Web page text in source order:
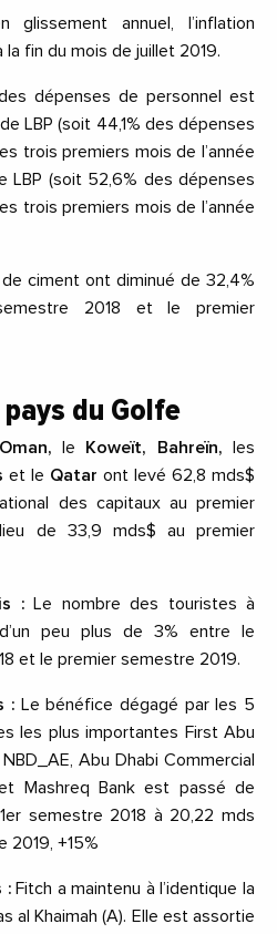
annuel, l’inflation
la fin du mois de juillet 2019.
dépenses de personnel est
LBP (soit 44,1% des dépenses
trois premiers mois de l’année
LBP (soit 52,6% des dépenses
trois premiers mois de l’année
de ciment ont diminué de 32,4%
2018 et le premier
du Golfe
Oman, le Koweït, Bahreïn, les
et le Qatar ont levé 62,8 mds$
des capitaux au premier
de 33,9 mds$ au premier
:Le nombre des touristes à
peu plus de 3% entre le
et le premier semestre 2019.
: Le bénéfice dégagé par les 5
les plus importantes First Abu
Abu Dhabi Commercial
Mashreq Bank est passé de
1er semestre 2018 à 20,22 mds
2019, +15%
:Fitch a maintenu à l’identique la
al Khaimah (A). Elle est assortie